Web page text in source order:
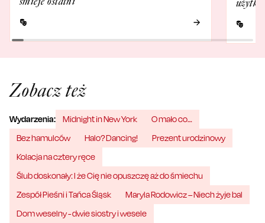
Zobacz też
Wydarzenia: Midnight in New York
O mało co…
Bez hamulców
Halo? Dancing!
Prezent urodzinowy
Kolacja na cztery ręce
Ślub doskonały: I że Cię nie opuszczę aż do śmiechu
Zespół Pieśni i Tańca Śląsk
Maryla Rodowicz – Niech żyje bal
Dom weselny - dwie siostry i wesele